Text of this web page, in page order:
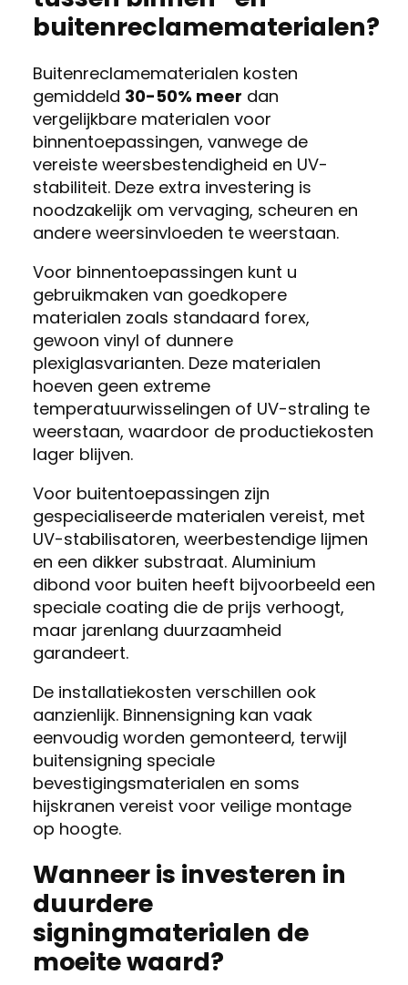
buitenreclamematerialen?
Buitenreclamematerialen kosten
gemiddeld 30-50% meer dan
vergelijkbare materialen voor
binnentoepassingen, vanwege de
vereiste weersbestendigheid en UV-
stabiliteit. Deze extra investering is
noodzakelijk om vervaging, scheuren en
andere weersinvloeden te weerstaan.
Voor binnentoepassingen kunt u
gebruikmaken van goedkopere
materialen zoals standaard forex,
gewoon vinyl of dunnere
plexiglasvarianten. Deze materialen
hoeven geen extreme
temperatuurwisselingen of UV-straling te
weerstaan, waardoor de productiekosten
lager blijven.
Voor buitentoepassingen zijn
gespecialiseerde materialen vereist, met
UV-stabilisatoren, weerbestendige lijmen
en een dikker substraat. Aluminium
dibond voor buiten heeft bijvoorbeeld een
speciale coating die de prijs verhoogt,
maar jarenlang duurzaamheid
garandeert.
De installatiekosten verschillen ook
aanzienlijk. Binnensigning kan vaak
eenvoudig worden gemonteerd, terwijl
buitensigning speciale
bevestigingsmaterialen en soms
hijskranen vereist voor veilige montage
op hoogte.
Wanneer is investeren in
duurdere
signingmaterialen de
moeite waard?